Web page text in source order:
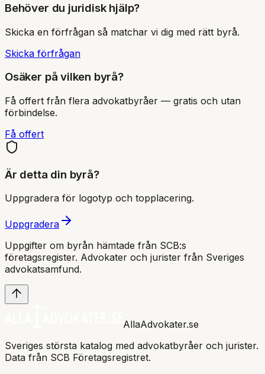
Behöver du juridisk hjälp?
Skicka en förfrågan så matchar vi dig med rätt byrå.
Skicka förfrågan
Osäker på vilken byrå?
Få offert från flera advokatbyråer — gratis och utan
förbindelse.
Få offert
Är detta din byrå?
Uppgradera för logotyp och topplacering.
Uppgradera
Uppgifter om byrån hämtade från SCB:s
företagsregister. Advokater och jurister från Sveriges
advokatsamfund.
AllaAdvokater.se
Sveriges största katalog med advokatbyråer och jurister.
Data från SCB Företagsregistret.